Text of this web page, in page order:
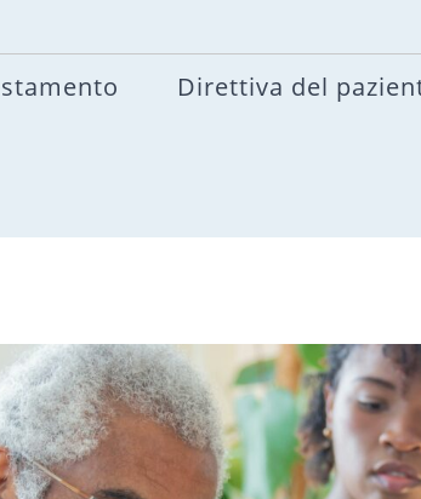
Direttiva del